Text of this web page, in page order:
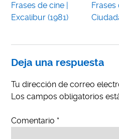
Frases de cine |
Excalibur (1981)
Frases
Deja una respuesta
Tu dirección de correo
Los campos obligatorios
Comentario *